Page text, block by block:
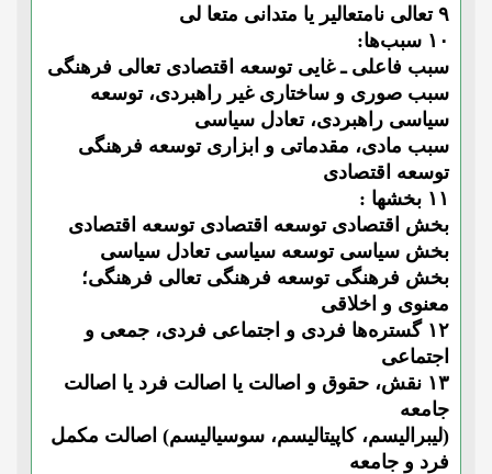
۹ تعالی نامتعالیر یا متدانی متعا لی
۱۰ سبب‌ها:
سبب فاعلی ـ غایی توسعه اقتصادی تعالی فرهنگی
سبب صوری و ساختاری غیر راهبردی، توسعه
سیاسی راهبردی، تعادل سیاسی
سبب مادی، مقدماتی و ابزاری توسعه فرهنگی
توسعه اقتصادی
۱۱ بخشها :
بخش اقتصادی توسعه اقتصادی توسعه اقتصادی
بخش سیاسی توسعه سیاسی تعادل سیاسی
بخش فرهنگی توسعه فرهنگی تعالی فرهنگی؛
معنوی و اخلاقی
۱۲ گستره‌ها فردی و اجتماعی فردی، جمعی و
اجتماعی
۱۳ نقش، حقوق و اصالت یا اصالت فرد یا اصالت
جامعه
(لیبرالیسم، کاپیتالیسم، سوسیالیسم) اصالت مکمل
فرد و جامعه